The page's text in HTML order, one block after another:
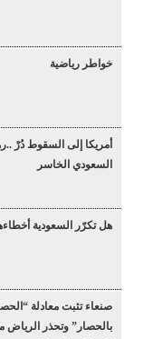
خواطر رياضية
أمريكا إلى السقوط دُرْ
السعودي الخاسر
هل تكرّر السعودية
صنعاء تثبت معادلة
بالحصار” وتحذر الرياض